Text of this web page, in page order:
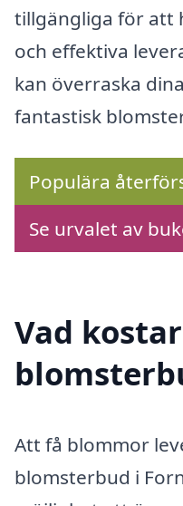
tillgängliga för att
och effektiva
kan överraska
fantastisk
Populära
Se urvalet av
Vad
Att få blommor
blomsterbud i